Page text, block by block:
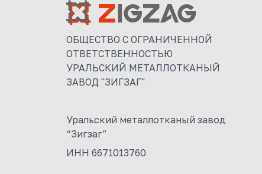
ОБЩЕСТВО С ОГРАНИЧЕННОЙ
ОТВЕТСТВЕННОСТЬЮ
УРАЛЬСКИЙ МЕТАЛЛОТКАНЫЙ
ЗАВОД "ЗИГЗАГ"
Уральский металлотканый завод
“Зигзаг”
ИНН 6671013760